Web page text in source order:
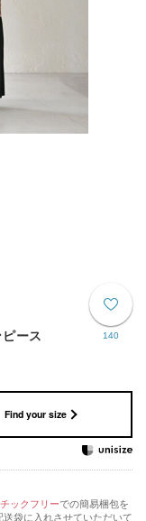
140
ース
Find your size
ックフリーでの簡易梱包を
袋に入れさせていただいて